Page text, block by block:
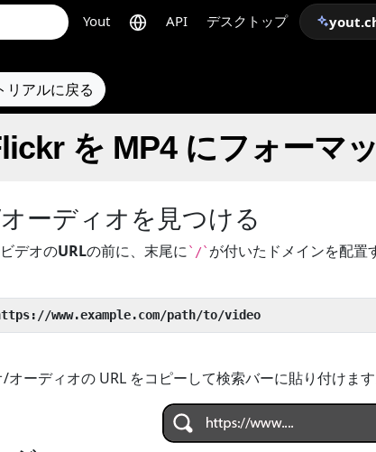
Yout API デスクトップ
アルに戻る
を MP4 にフォーマ
ーディオを見つける
デオのURLの前に、末尾に `/` が付いたドメインを配置
www.example.com/path/to/video
オーディオの URL をコピーして検索バーに貼り付けます